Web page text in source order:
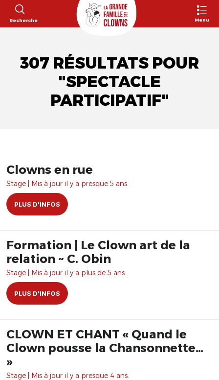
Recherche Menu
307 RÉSULTATS POUR
"SPECTACLE
PARTICIPATIF"
Clowns en rue
Stage | Mis à jour il y a presque 5 ans.
PLUS D'INFOS
Formation | Le Clown art de la
relation ~ C. Obin
Stage | Mis à jour il y a plus de 5 ans.
PLUS D'INFOS
CLOWN ET CHANT « Quand le
Clown pousse la Chansonnette…
»
Stage | Mis à jour il y a presque 4 ans.